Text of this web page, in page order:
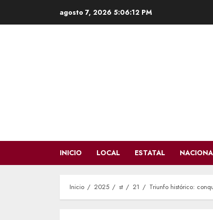
agosto 7, 2026 5:06:13 PM
INICIO LOCAL ESTATAL
Inicio 2025 st 21 Triunfo histórico: